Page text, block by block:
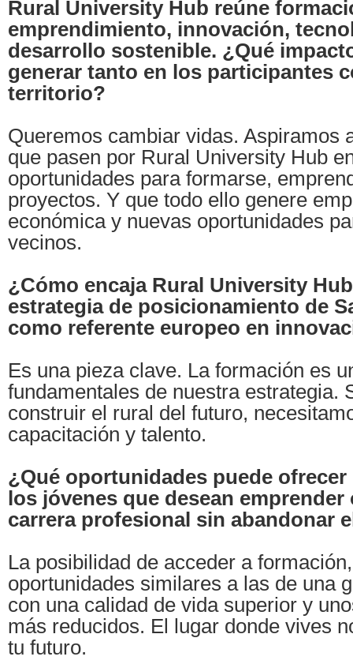
Rural University Hub reúne
emprendimiento, innovación,
desarrollo sostenible. ¿Qué
generar tanto en los participantes
territorio?
Queremos cambiar vidas. Aspiramos
que pasen por Rural University Hub
oportunidades para formarse,
proyectos. Y que todo ello genere
económica y nuevas oportunidades
vecinos.
¿Cómo encaja Rural University
estrategia de posicionamiento de
como referente europeo en
Es una pieza clave. La formación es
fundamentales de nuestra estrategia.
construir el rural del futuro,
capacitación y talento.
¿Qué oportunidades puede
los jóvenes que desean
carrera profesional sin abandonar
La posibilidad de acceder a
oportunidades similares a las de una
con una calidad de vida superior y
más reducidos. El lugar donde vives
tu futuro.